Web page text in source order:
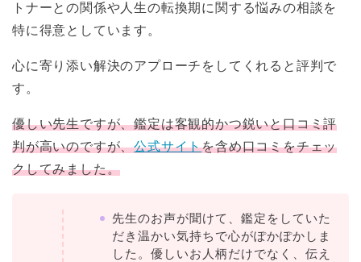
トナーとの関係や人生の転換期に関する悩みの相談を
特に得意としています。
心に寄り添い解決のアプローチをしてくれると評判で
す。
優しい先生ですが、鑑定は客観的かつ鋭いと口コミ評
判が高いのですが、公式サイトを含め口コミをチェッ
クしてみました。
先生のお声が聞けて、鑑定をしていた
だき温かい気持ちで心がぽかぽかしま
した。優しいお人柄だけでなく、伝え